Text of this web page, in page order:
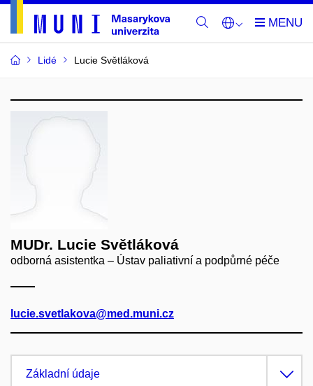
Lidé Lucie Světláková
MUDr. Lucie Světláková
odborná asistentka – Ústav paliativní a podpůrné péče
lucie.svetlakova@med.muni.cz
Základní údaje